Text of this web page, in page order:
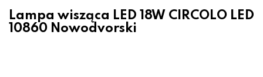
Lampa wisząca LED 18W CIRCOLO LED
10860 Nowodvorski